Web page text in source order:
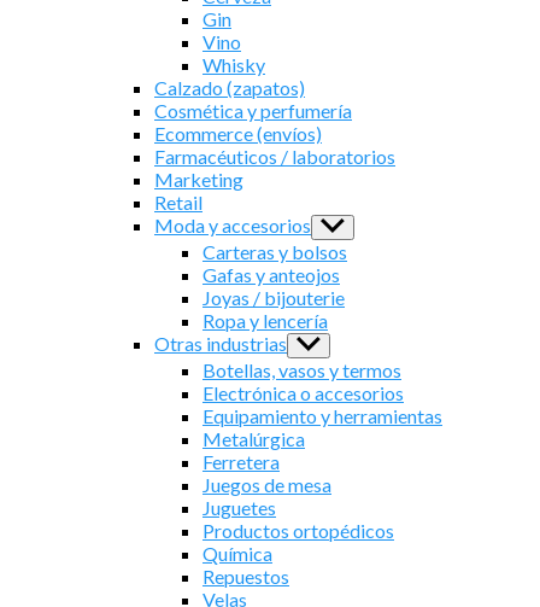
menu
Gin
Vino
Whisky
Calzado (zapatos)
Cosmética y perfumería
Ecommerce (envíos)
Farmacéuticos / laboratorios
Marketing
Retail
Moda y accesorios Show
sub
menu
Carteras y bolsos
Gafas y anteojos
Joyas / bijouterie
Ropa y lencería
Otras industrias Show
sub
menu
Botellas, vasos y termos
Electrónica o accesorios
Equipamiento y herramientas
Metalúrgica
Ferretera
Juegos de mesa
Juguetes
Productos ortopédicos
Química
Repuestos
Velas